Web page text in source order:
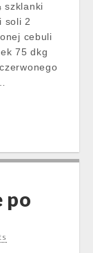
szklanki
soli 2
cebuli
75 dkg
po